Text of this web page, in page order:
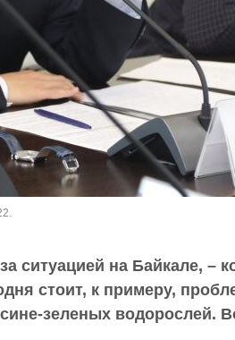
ситуацией на Байкале, –
стоит, к примеру,
зеленых водорослей.